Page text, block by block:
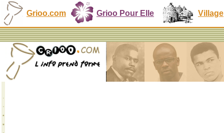
Grioo.com Grioo Pour Elle Village